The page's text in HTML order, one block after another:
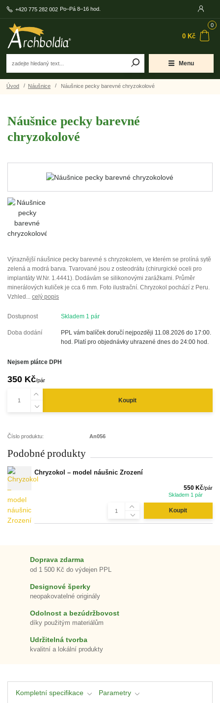
Menu
+420 775 282 002 Po–Pá 8–16 hod.
0
0 Kč
Úvod Náušnice Náušnice pecky barevné chryzokolové
Náušnice pecky barevné
chryzokolové
Výraznější náušnice pecky barevné s chryzokolem, ve kterém se prolíná sytě
zelená a modrá barva. Tvarované jsou z osteodrátu (chirurgické oceli pro
implantáty W.Nr. 1.4441). Dodávám se silikonovými zarážkami. Průměr
minerálových kuliček je cca 6 mm. Foto ilustrační. Chryzokol pochází z Peru.
Vzhled... celý popis
Dostupnost Skladem 1 pár
Doba dodání
PPL vám balíček doručí nejpozději 11.08.2026 do 17:00.
hod. Platí pro objednávky uhrazené dnes do 24:00 hod.
Nejsem plátce DPH
350 Kč/pár
Koupit
Číslo produktu: An056
Podobné produkty
Chryzokol – model náušnic Zrození
550 Kč/pár
Skladem 1 pár
Koupit
Doprava zdarma
od 1 500 Kč do výdejen PPL
Designové šperky
neopakovatelné originály
Odolnost a bezúdržbovost
díky použitým materiálům
Udržitelná tvorba
kvalitní a lokální produkty
Kompletní specifikace Parametry